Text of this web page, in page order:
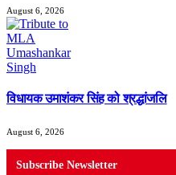
August 6, 2026
विधायक उमाशंकर सिंह को श्रद्धांजलि
August 6, 2026
Subscribe Newsletter